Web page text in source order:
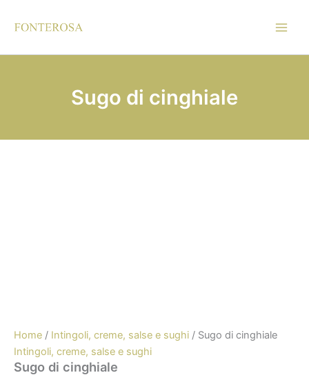
Sugo di cinghiale
Home / Intingoli, creme, salse e sughi / Sugo di cinghiale
Intingoli, creme, salse e sughi
Sugo di cinghiale